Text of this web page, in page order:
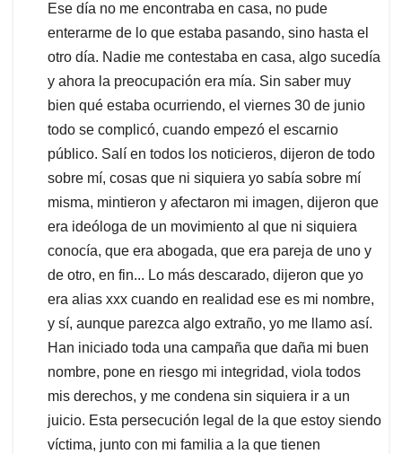
Ese día no me encontraba en casa, no pude
enterarme de lo que estaba pasando, sino hasta el
otro día. Nadie me contestaba en casa, algo sucedía
y ahora la preocupación era mía. Sin saber muy
bien qué estaba ocurriendo, el viernes 30 de junio
todo se complicó, cuando empezó el escarnio
público. Salí en todos los noticieros, dijeron de todo
sobre mí, cosas que ni siquiera yo sabía sobre mí
misma, mintieron y afectaron mi imagen, dijeron que
era ideóloga de un movimiento al que ni siquiera
conocía, que era abogada, que era pareja de uno y
de otro, en fin... Lo más descarado, dijeron que yo
era alias xxx cuando en realidad ese es mi nombre,
y sí, aunque parezca algo extraño, yo me llamo así.
Han iniciado toda una campaña que daña mi buen
nombre, pone en riesgo mi integridad, viola todos
mis derechos, y me condena sin siquiera ir a un
juicio. Esta persecución legal de la que estoy siendo
víctima, junto con mi familia a la que tienen